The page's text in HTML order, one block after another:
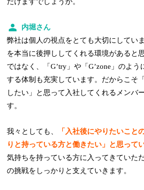
内堀さん
弊社は個人の視点をとても大切にしてい
を本当に後押ししてくれる環境があると
ではなく、「Gʼtry」や「Gʼzone」のよう
する体制も充実しています。だからこそ
したい」と思って入社してくれるメンバ
す。
我々としても、
「入社後にやりたいこと
りと持っている方と働きたい」と思ってい
気持ちを持っている方に入ってきていた
の挑戦をしっかりと支えていきます。